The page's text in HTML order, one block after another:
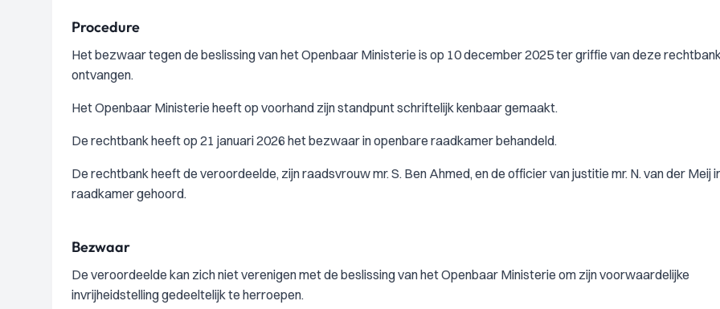
Procedure
Het bezwaar tegen de beslissing van het Openbaar Ministerie is op 10 december 2025 ter griffie van deze
ontvangen.
Het Openbaar Ministerie heeft op voorhand zijn standpunt schriftelijk kenbaar gemaakt.
De rechtbank heeft op 21 januari 2026 het bezwaar in openbare raadkamer behandeld.
De rechtbank heeft de veroordeelde, zijn raadsvrouw mr. S. Ben Ahmed, en de officier van justitie mr. N. van der Meij
raadkamer gehoord.
Bezwaar
De veroordeelde kan zich niet verenigen met de beslissing van het Openbaar Ministerie om zijn voorwaardelijke
invrijheidstelling gedeeltelijk te herroepen.